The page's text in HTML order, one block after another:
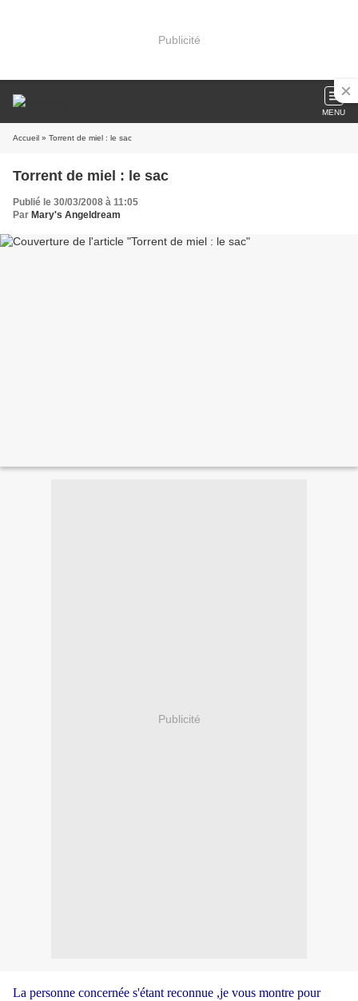
Publicité
MENU
Accueil » Torrent de miel : le sac
Torrent de miel : le sac
Publié le 30/03/2008 à 11:05
Par Mary's Angeldream
Publicité
La personne concernée s'étant reconnue ,je vous montre pour